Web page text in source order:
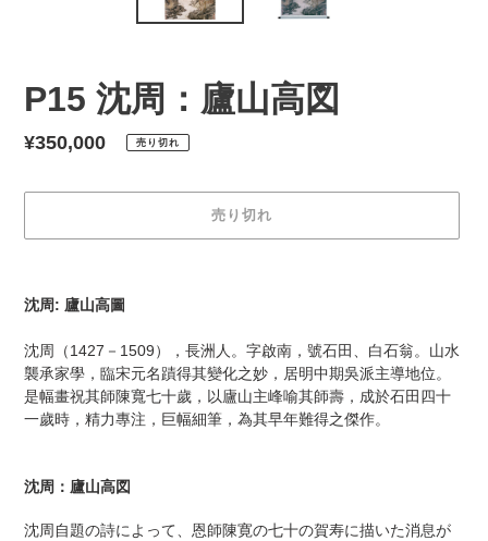
P15 沈周：廬山高図
通
価
¥350,000 売り切れ
売り切れ
ー
ト
に
商
品
を
す
る
沈周: 廬山高圖
沈周（1427－1509），長洲人。字啟南，號石田、白石翁。山水
襲承家學，臨宋元名蹟得其變化之妙，居明中期吳派主導地位。
是幅畫祝其師陳寬七十歲，以廬山主峰喻其師壽，成於石田四十
一歲時，精力專注，巨幅細筆，為其早年難得之傑作。
沈周：廬山高図
沈周自題の詩によって、恩師陳寛の七十の賀寿に描いた消息が